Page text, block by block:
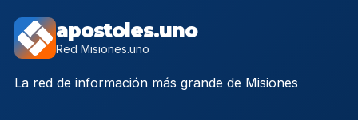
apostoles.uno
Red Misiones.uno
La red de información más grande de Misiones